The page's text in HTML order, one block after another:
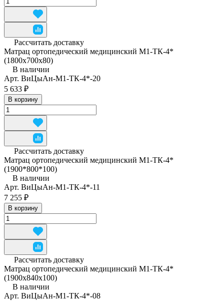
Рассчитать доставку
Матрац ортопедический медицинский М1-ТК-4*
(1800x700x80)
В наличии
Арт. ВиЦыАн-М1-ТК-4*-20
5 633 ₽
В корзину
Рассчитать доставку
Матрац ортопедический медицинский М1-ТК-4*
(1900*800*100)
В наличии
Арт. ВиЦыАн-М1-ТК-4*-11
7 255 ₽
В корзину
Рассчитать доставку
Матрац ортопедический медицинский М1-ТК-4*
(1900x840x100)
В наличии
Арт. ВиЦыАн-М1-ТК-4*-08